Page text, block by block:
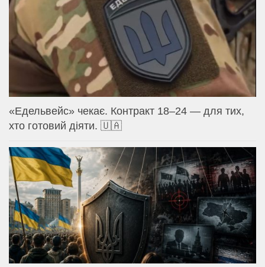
«Едельвейс» чекає. Контракт 18–24 — для тих,
хто готовий діяти. 🇺🇦